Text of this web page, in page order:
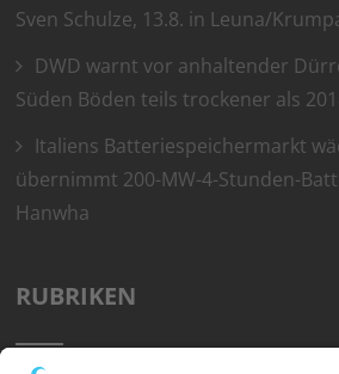
Sven Schulze, 13.8. in Leuna/
DWD warnt vor anhaltender
Süden Böden teils trockener als
Italiens Batteriespeichermarkt
übernimmt 200-MW-4-Stunden-
Hanwha
RUBRIKEN